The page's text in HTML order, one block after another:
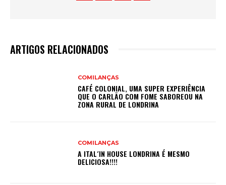
ARTIGOS RELACIONADOS
COMILANÇAS
CAFÉ COLONIAL, UMA SUPER EXPERIÊNCIA
QUE O CARLÃO COM FOME SABOREOU NA
ZONA RURAL DE LONDRINA
COMILANÇAS
A ITAL´IN HOUSE LONDRINA É MESMO
DELICIOSA!!!!